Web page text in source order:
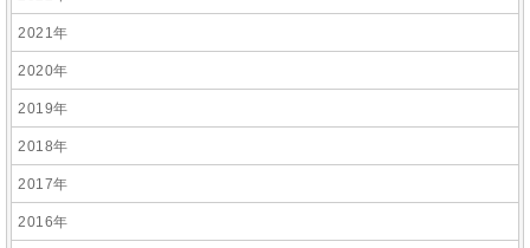
2021年
2020年
2019年
2018年
2017年
2016年